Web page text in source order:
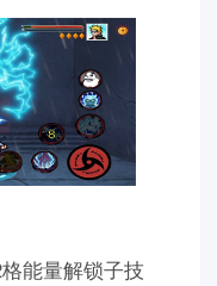
能量解锁子技